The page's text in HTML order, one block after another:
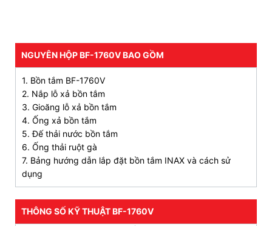
thẩm mỹ độc đáo và dễ sử dụng
Thiết kế đường cong tự nhiên và mềm mại, tạo
sự thoải mái cho người dùng
Trang bị lỗ thoát nước tràn và tay nhấn xả tiện lợi
Thành bồn tắm
có vân chống trơn trượt, đảm bảo an toàn.
CAM KẾT CHÍNH HÃNG, ƯU ĐÃI HẤP DẪN, HỖ
TRỢ THANH TOÁN
TRẢ GÓP 0% LÃI SUẤT, GIAO HÀNG SIÊU TỐC
ĐẶT HÀNG NGAY093 828 6388
NGUYÊN HỘP BF-1760V BAO GỒM
1. Bồn tắm BF-1760V
2. Nắp lỗ xả bồn tắm
3. Gioăng lỗ xả bồn tắm
4. Ống xả bồn tắm
5. Đế thải nước bồn tắm
6. Ống thải ruột gà
7. Bảng hướng dẫn lắp đặt bồn tắm INAX và cách sử
dụng
THÔNG SỐ KỸ THUẬT BF-1760V